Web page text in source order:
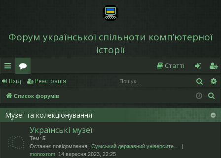
Форум української спільноти компʼютерної
історії
в
и
дк
о
ру
м
Статті
хі
д
еє
ст
р
Вхід Реєстрація
Список форумів
Музеї та колекціонування
Українські музеї
Тем: 5
Останнє повідомлення: Сумський державний університе…
monoxrom , 14 вересня 2023, 22:25